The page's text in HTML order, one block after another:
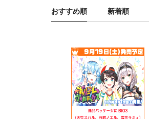
おすすめ順 新着順